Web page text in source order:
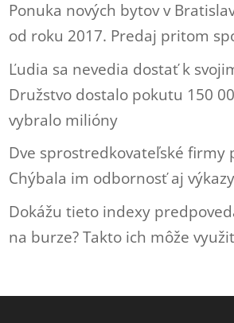
Ponuka nových bytov v
od roku 2017. Predaj pritom
Ľudia sa nevedia dostať k
Družstvo dostalo pokutu 150
vybralo milióny
Dve sprostredkovateľské firmy
Chýbala im odbornosť aj výkazy
Dokážu tieto indexy
na burze? Takto ich môže